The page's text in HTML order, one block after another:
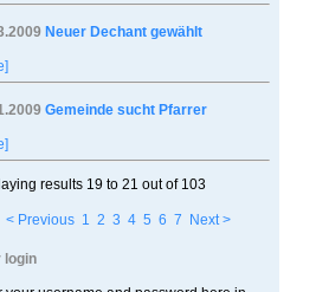
Neuer Dechant gewählt
Gemeinde sucht Pfarrer
results 19 to 21 out of 103
< Previous 1 2 3 4 5 6 7 Next >
login